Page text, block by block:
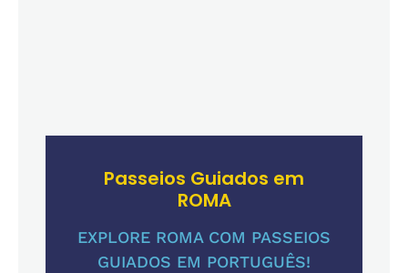
Passeios Guiados em
ROMA
EXPLORE ROMA COM PASSEIOS
GUIADOS EM PORTUGUÊS!